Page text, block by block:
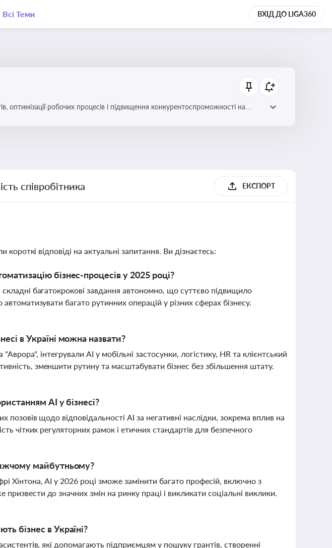
Всі Теми ВХІД ДО LIGA360
оптимізації робочих процесів і підвищення конкурентоспроможності на
співробітника ЕКСПОРТ
відповіді на актуальні запитання. Ви дізнаєтесь:
бізнес-процесів у 2025 році?
багатокрокові завдання автономно, що суттєво підвищило
багато рутинних операцій у різних сферах бізнесу.
в Україні можна назвати?
інтегрували AI у мобільні застосунки, логістику, HR та клієнтський
зменшити рутину та масштабувати бізнес без збільшення штату.
AI у бізнесі?
позовів щодо відповідальності AI за негативні наслідки, зокрема вплив на
чітких регуляторних рамок і етичних стандартів для безпечного
майбутньому?
Хінтона, AI у 2026 році зможе замінити багато професій, включно з
до значних змін на ринку праці і викликати соціальні виклики.
бізнес в Україні?
які допомагають підприємцям у пошуку грантів, створенні